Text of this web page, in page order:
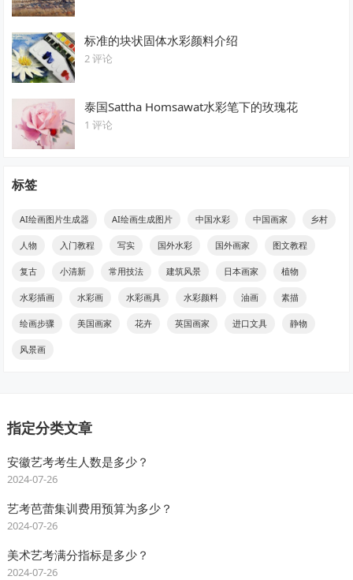
标准的块状固体水彩颜料介绍
2 评论
泰国Sattha Homsawat水彩笔下的玫瑰花
1 评论
标签
AI绘画图片生成器 AI绘画生成图片 中国水彩 中国画家 乡村
人物 入门教程 写实 国外水彩 国外画家 图文教程
复古 小清新 常用技法 建筑风景 日本画家 植物
水彩插画 水彩画 水彩画具 水彩颜料 油画 素描
绘画步骤 美国画家 花卉 英国画家 进口文具 静物
风景画
指定分类文章
安徽艺考考生人数是多少？
2024-07-26
艺考芭蕾集训费用预算为多少？
2024-07-26
美术艺考满分指标是多少？
2024-07-26